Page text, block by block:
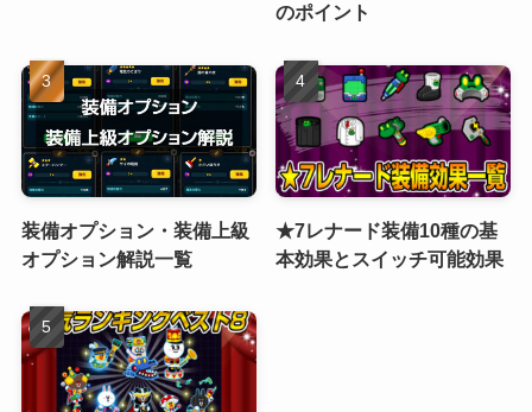
のポイント
装備オプション・装備上級
オプション解説一覧
★7レナード装備10種の基
本効果とスイッチ可能効果